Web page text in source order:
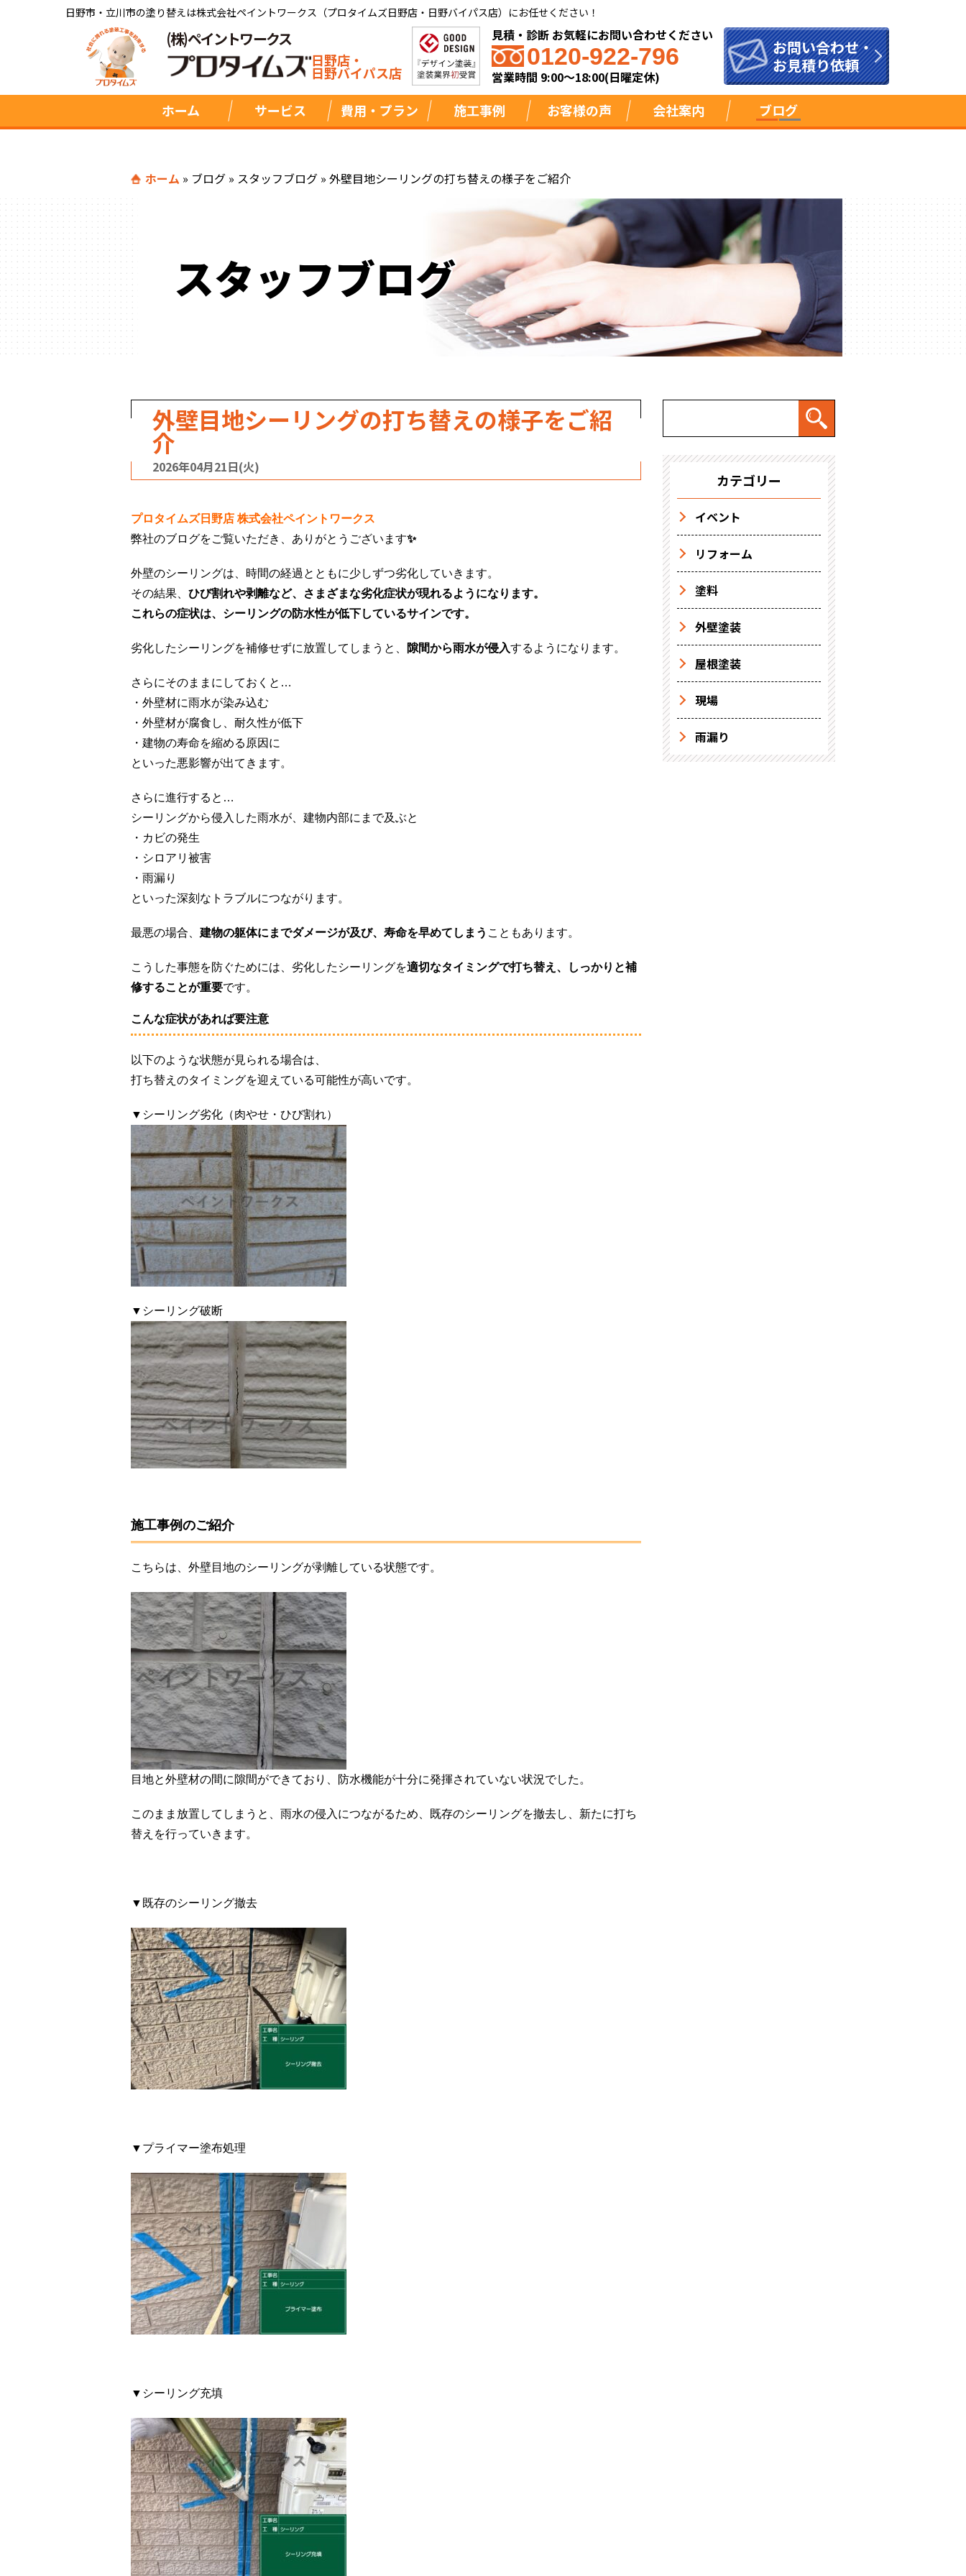
日野市・立川市の塗り替えは株式会社ペイントワークス（プロタイムズ日野店・日野バイパス店）にお任せください！
(株)ペイントワークス
日野店・
日野バイパス店
見積・診断 お気軽にお問い合わせください
0120-922-796
営業時間 9:00～18:00(日曜定休)
お問い合わせ・
お見積り依頼
ホーム サービス 費用・プラン 施工事例 お客様の声 会社案内 ブログ
ホーム » ブログ » スタッフブログ » 外壁目地シーリングの打ち替えの様子をご紹介
スタッフブログ
外壁目地シーリングの打ち替えの様子をご紹
介
2026年04月21日(火)
プロタイムズ日野店 株式会社ペイントワークス
弊社のブログをご覧いただき、ありがとうございます✨
外壁のシーリングは、時間の経過とともに少しずつ劣化していきます。
その結果、 ひび割れや剥離など、さまざまな劣化症状が現れるようになります。
これらの症状は、シーリングの防水性が低下しているサインです。
劣化したシーリングを補修せずに放置してしまうと、 隙間から雨水が侵入するようになります。
さらにそのままにしておくと…
・外壁材に雨水が染み込む
・外壁材が腐食し、耐久性が低下
・建物の寿命を縮める原因に
といった悪影響が出てきます。
さらに進行すると…
シーリングから侵入した雨水が、建物内部にまで及ぶと
・カビの発生
・シロアリ被害
・雨漏り
といった深刻なトラブルにつながります。
最悪の場合、 建物の躯体にまでダメージが及び、寿命を早めてしまう こともあります。
こうした事態を防ぐためには、劣化したシーリングを適切なタイミングで打ち替え、しっかりと補
修することが重要です。
こんな症状があれば要注意
以下のような状態が見られる場合は、
打ち替えのタイミングを迎えている可能性が高いです。
▼シーリング劣化（肉やせ・ひび割れ）
▼シーリング破断
施工事例のご紹介
こちらは、外壁目地のシーリングが剥離している状態です。
目地と外壁材の間に隙間ができており、防水機能が十分に発揮されていない状況でした。
このまま放置してしまうと、雨水の侵入につながるため、既存のシーリングを撤去し、新たに打ち
替えを行っていきます。
▼既存のシーリング撤去
▼プライマー塗布処理
▼シーリング充填
カテゴリー
イベント
リフォーム
塗料
外壁塗装
屋根塗装
現場
雨漏り